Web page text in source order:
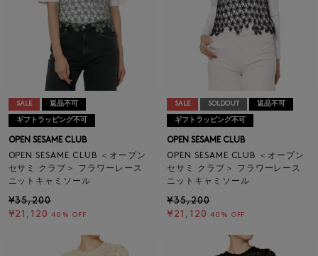
SALE 返品不可
ギフトラッピング不可
OPEN SESAME CLUB
OPEN SESAME CLUB ＜オープン
セサミ クラブ＞ フラワーレース
ニットキャミソール
¥35,200
¥21,120 40% OFF
SALE SOLDOUT 返品不可
ギフトラッピング不可
OPEN SESAME CLUB
OPEN SESAME CLUB ＜オープン
セサミ クラブ＞ フラワーレース
ニットキャミソール
¥35,200
¥21,120 40% OFF